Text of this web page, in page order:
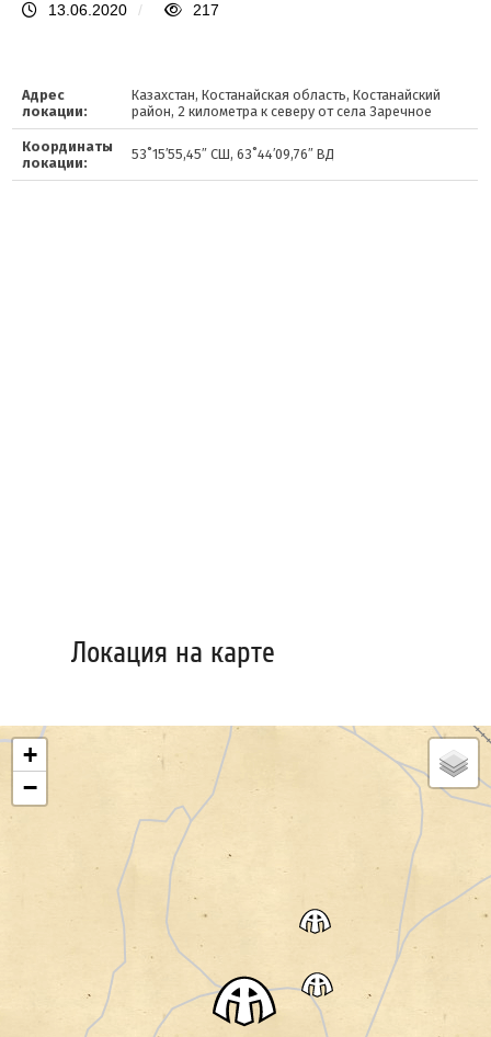
13.06.2020 / 217
Адрес
локации:
Казахстан, Костанайская область, Костанайский
район, 2 километра к северу от села Заречное
Координаты
локации:
53˚15′55,45″ СШ, 63˚44′09,76″ ВД
Локация на карте
+
−